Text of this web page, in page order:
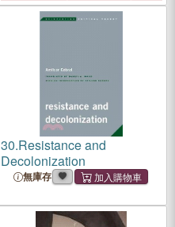
30.Resistance and
Decolonization
無庫存